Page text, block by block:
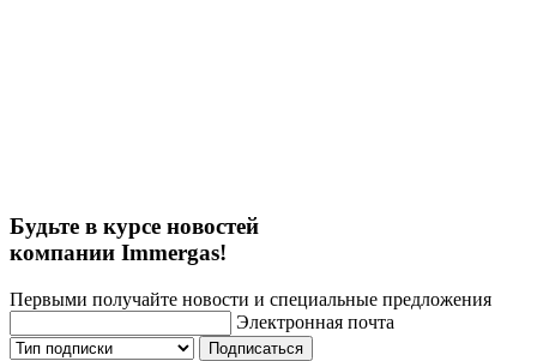
Будьте в курсе новостей
компании Immergas!
Первыми получайте новости и специальные предложения
Электронная почта
Подписаться